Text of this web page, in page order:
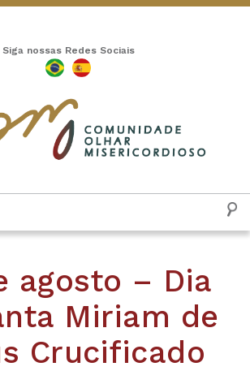
Siga nossas Redes Sociais
agosto – Dia
Miriam de
Crucificado